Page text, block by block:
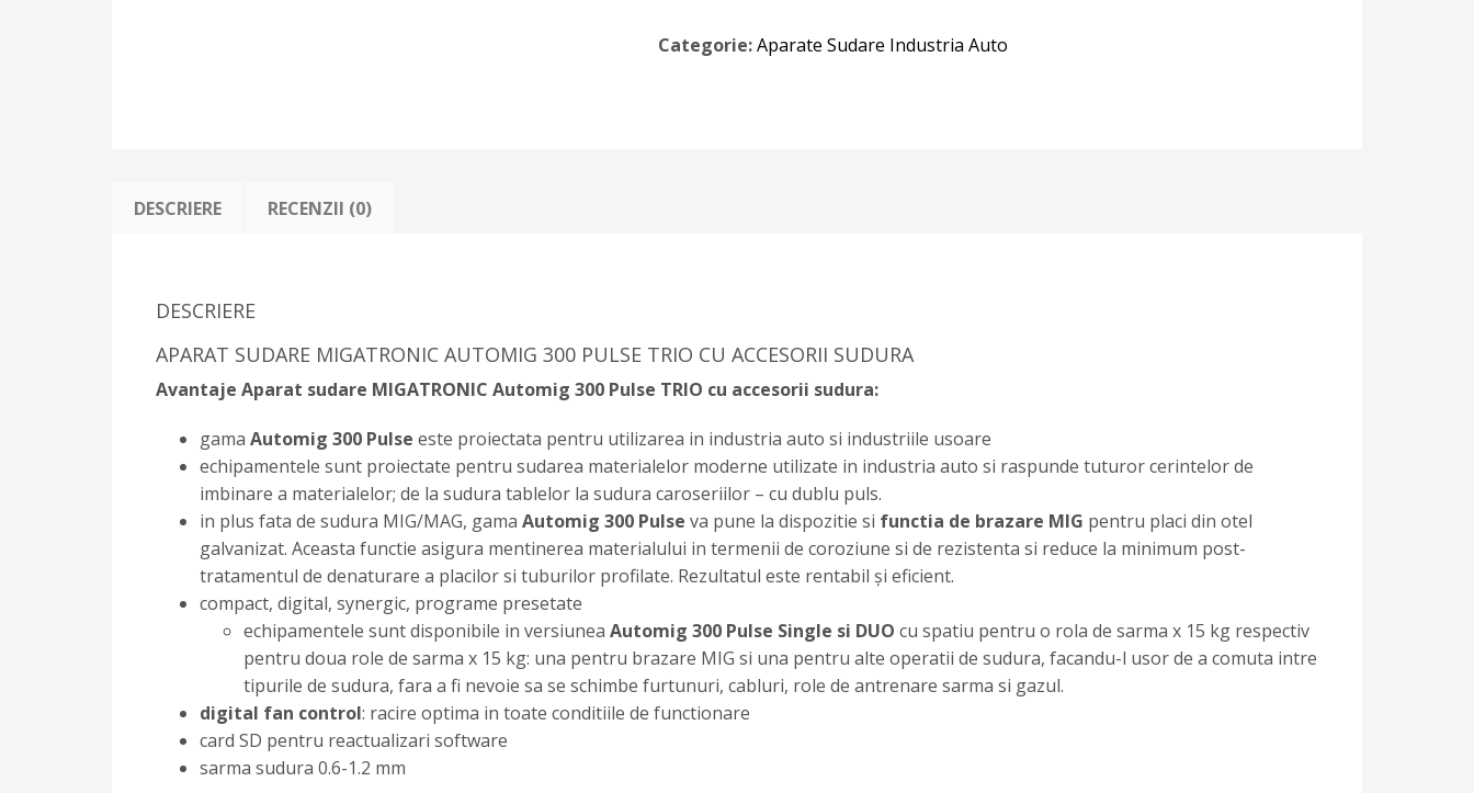
Categorie:Aparate Sudare Industria Auto
DESCRIERE RECENZII (0)
DESCRIERE
APARAT SUDARE MIGATRONIC AUTOMIG 300 PULSE TRIO CU ACCESORII SUDURA
Avantaje Aparat sudare MIGATRONIC Automig 300 Pulse TRIO cu accesorii sudura:
gama Automig 300 Pulse este proiectata pentru utilizarea in industria auto si industriile usoare
echipamentele sunt proiectate pentru sudarea materialelor moderne utilizate in industria auto si raspunde tuturor cerintelor de
imbinare a materialelor; de la sudura tablelor la sudura caroseriilor – cu dublu puls.
in plus fata de sudura MIG/MAG, gama Automig 300 Pulse va pune la dispozitie si functia de brazare MIG pentru placi din otel
galvanizat. Aceasta functie asigura mentinerea materialului in termenii de coroziune si de rezistenta si reduce la minimum post-
tratamentul de denaturare a placilor si tuburilor profilate. Rezultatul este rentabil și eficient.
compact, digital, synergic, programe presetate
echipamentele sunt disponibile in versiunea Automig 300 Pulse Single si DUO cu spatiu pentru o rola de sarma x 15 kg respectiv
pentru doua role de sarma x 15 kg: una pentru brazare MIG si una pentru alte operatii de sudura, facandu-l usor de a comuta intre
tipurile de sudura, fara a fi nevoie sa se schimbe furtunuri, cabluri, role de antrenare sarma si gazul.
digital fan control: racire optima in toate conditiile de functionare
card SD pentru reactualizari software
sarma sudura 0.6-1.2 mm